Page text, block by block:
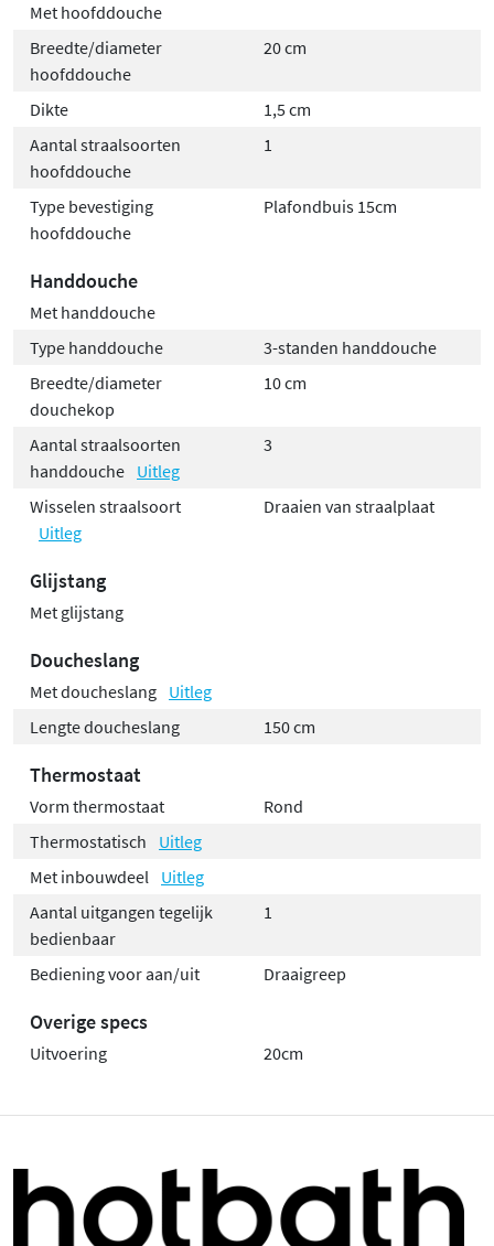
Met hoofddouche
Breedte/diameter
hoofddouche
20 cm
Dikte
1,5 cm
Aantal straalsoorten
hoofddouche
1
Type bevestiging
hoofddouche
Plafondbuis 15cm
Handdouche
Met handdouche
Type handdouche
3-standen handdouche
Breedte/diameter
douchekop
10 cm
Aantal straalsoorten
handdouche Uitleg
3
Wisselen straalsoort
Uitleg
Draaien van straalplaat
Glijstang
Met glijstang
Doucheslang
Met doucheslang Uitleg
Lengte doucheslang
150 cm
Thermostaat
Vorm thermostaat
Rond
Thermostatisch
Uitleg
Met inbouwdeel
Uitleg
Aantal uitgangen tegelijk
bedienbaar
1
Bediening voor aan/uit Draaigreep
Overige specs
Uitvoering 20cm